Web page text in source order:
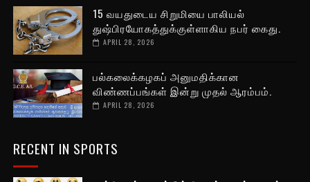
15 வயதுடைய சிறுமியை பாலியல்
துஷ்பிரயோகத்துக்குள்ளாகிய நபர் கைது.
APRIL 28, 2026
பல்கலைக்கழகப் அனுமதிக்கான
விண்ணப்பங்கள் இன்று முதல் ஆரம்பம்.
APRIL 28, 2026
RECENT IN SPORTS